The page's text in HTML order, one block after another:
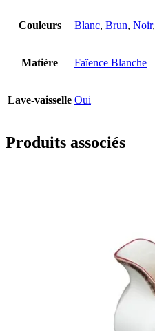
Couleurs Blanc, Brun, Noir,
Matière Faïence Blanche
Lave-vaisselle Oui
Produits associés